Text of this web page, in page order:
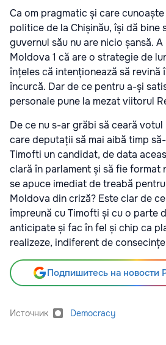
Ca om pragmatic și care
politice de la Chișinău, își dă bine
guvernul său nu are nicio șansă.
Moldova 1 că are o strategie de
înțeles că intenționează să revină
încurcă. Dar de ce pentru a-și
personale pune la mezat viitorul
De ce nu s-ar grăbi să ceară
care deputații să mai aibă timp
Timofti un candidat, de data
clară în parlament și să fie format
se apuce imediat de treabă
Moldova din criză? Este clar de
împreună cu Timofti și cu o parte
anticipate și fac în fel și chip ca
realizeze, indiferent de
Подпишитесь на новости
Источник Democracy